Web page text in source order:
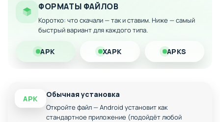
Отсутствие ограничений на крафт и развитие
Загрузите модифицированную версию на Android и
ФОРМАТЫ ФАЙЛОВ
Коротко: что скачали — так и ставим. Ниже — самый
быстрый вариант для каждого типа.
APK XAPK APKS
APK Обычная установка
Откройте файл — Android установит как
стандартное приложение (подойдёт любой